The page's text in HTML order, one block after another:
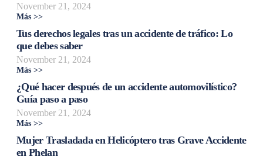
November 21, 2024
Más >>
Tus derechos legales tras un accidente de tráfico: Lo
que debes saber
November 21, 2024
Más >>
¿Qué hacer después de un accidente automovilístico?
Guía paso a paso
November 21, 2024
Más >>
Mujer Trasladada en Helicóptero tras Grave Accidente
en Phelan